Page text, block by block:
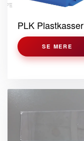
PLK Plastkasser
SE MERE